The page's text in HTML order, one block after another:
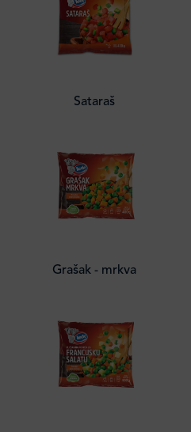
Sataraš
Grašak - mrkva